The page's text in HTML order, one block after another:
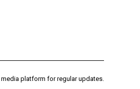
platform for regular updates.